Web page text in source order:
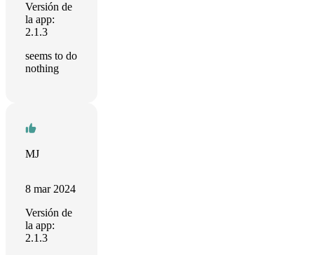
Versión de
la app:
2.1.3
seems to do
nothing
MJ
8 mar 2024
Versión de
la app:
2.1.3